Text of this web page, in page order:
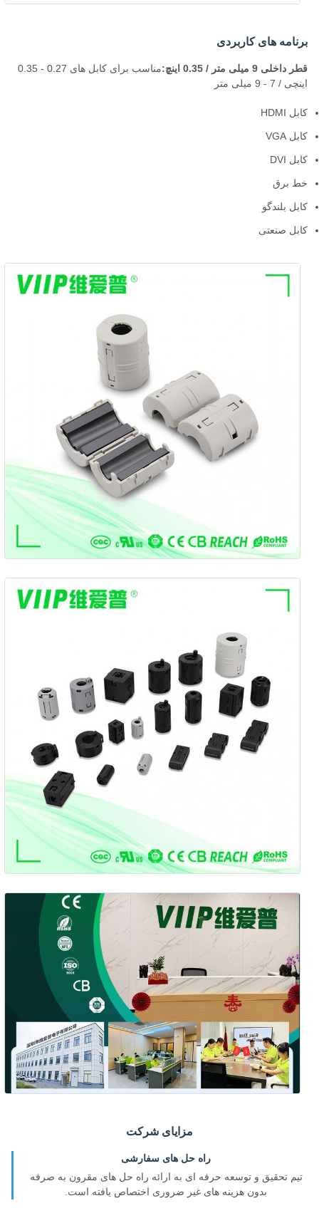
برنامه های کاربردی
قطر داخلی 9 میلی متر / 0.35 اینچ:
مناسب برای کابل های 0.27 - 0.35
اینچی / 7 - 9 میلی متر
کابل HDMI
کابل VGA
کابل DVI
خط برق
کابل بلندگو
کابل صنعتی
مزایای شرکت
راه حل های سفارشی
تیم تحقیق و توسعه حرفه ای به ارائه راه حل های مقرون به صرفه
بدون هزینه های غیر ضروری اختصاص یافته است.